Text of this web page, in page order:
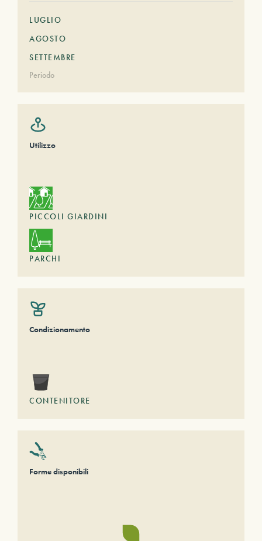
LUGLIO
AGOSTO
SETTEMBRE
Periodo
Utilizzo
PICCOLI GIARDINI
PARCHI
Condizionamento
CONTENITORE
Forme disponibili